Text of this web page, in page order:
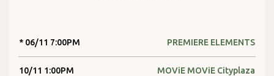
* 06/11 7:00PM PREMIERE ELEMENTS
10/11 1:00PM MOViE MOViE Cityplaza